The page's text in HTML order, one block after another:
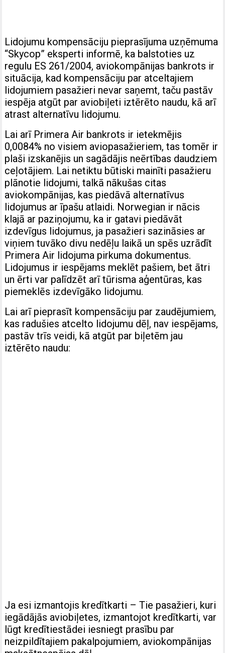
Lidojumu kompensāciju pieprasījuma uzņēmuma
“Skycop” eksperti informē, ka balstoties uz
regulu ES 261/2004, aviokompānijas bankrots ir
situācija, kad kompensāciju par atceltajiem
lidojumiem pasažieri nevar saņemt, taču pastāv
iespēja atgūt par aviobiļeti iztērēto naudu, kā arī
atrast alternatīvu lidojumu.
Lai arī Primera Air bankrots ir ietekmējis
0,0084% no visiem aviopasažieriem, tas tomēr ir
plaši izskanējis un sagādājis neērtības daudziem
ceļotājiem. Lai netiktu būtiski mainīti pasažieru
plānotie lidojumi, talkā nākušas citas
aviokompānijas, kas piedāvā alternatīvus
lidojumus ar īpašu atlaidi. Norwegian ir nācis
klajā ar paziņojumu, ka ir gatavi piedāvāt
izdevīgus lidojumus, ja pasažieri sazināsies ar
viņiem tuvāko divu nedēļu laikā un spēs uzrādīt
Primera Air lidojuma pirkuma dokumentus.
Lidojumus ir iespējams meklēt pašiem, bet ātri
un ērti var palīdzēt arī tūrisma aģentūras, kas
piemeklēs izdevīgāko lidojumu.
Lai arī pieprasīt kompensāciju par zaudējumiem,
kas radušies atcelto lidojumu dēļ, nav iespējams,
pastāv trīs veidi, kā atgūt par biļetēm jau
iztērēto naudu:
Ja esi izmantojis kredītkarti – Tie pasažieri, kuri
iegādājās aviobiļetes, izmantojot kredītkarti, var
lūgt kredītiestādei iesniegt prasību par
neizpildītajiem pakalpojumiem, aviokompānijas